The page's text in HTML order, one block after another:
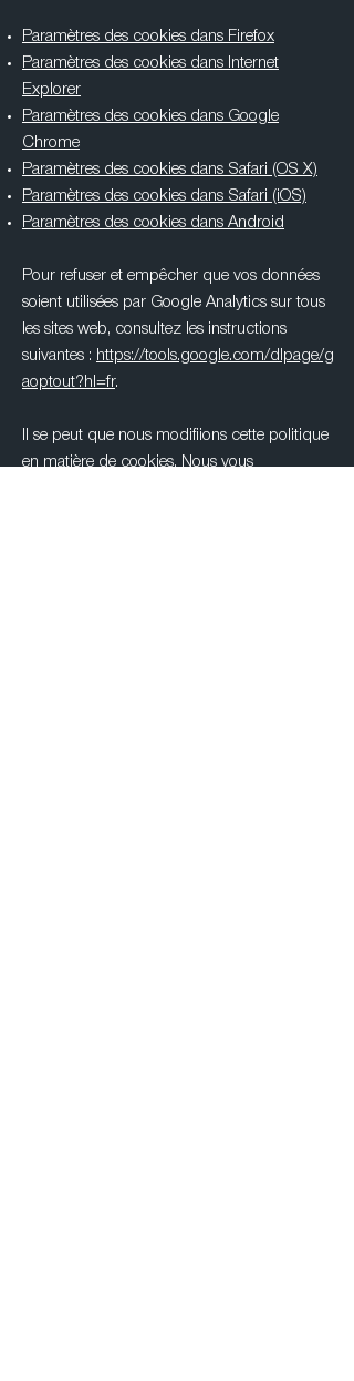
Paramètres des cookies dans Firefox
Paramètres des cookies dans Internet
Explorer
Paramètres des cookies dans Google
Chrome
Paramètres des cookies dans Safari (OS X)
Paramètres des cookies dans Safari (iOS)
Paramètres des cookies dans Android
Pour refuser et empêcher que vos données
soient utilisées par Google Analytics sur tous
les sites web, consultez les instructions
suivantes : https://tools.google.com/dlpage/g
aoptout?hl=fr.
Il se peut que nous modifiions cette politique
en matière de cookies. Nous vous